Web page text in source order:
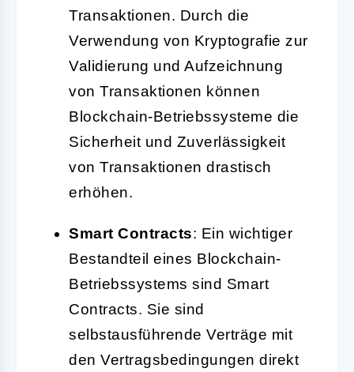
Transaktionen. Durch die
Verwendung von Kryptografie zur
Validierung und Aufzeichnung
von Transaktionen können
Blockchain-Betriebssysteme die
Sicherheit und Zuverlässigkeit
von Transaktionen drastisch
erhöhen.
Smart Contracts: Ein wichtiger
Bestandteil eines Blockchain-
Betriebssystems sind Smart
Contracts. Sie sind
selbstausführende Verträge mit
den Vertragsbedingungen direkt